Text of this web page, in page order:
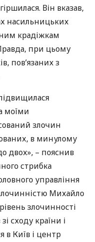
Він вказав,
насильницьких
крадіжкам
при цьому
пов’язаних з
моїми
злочин
в минулому
двох», – пояснив
стрибка
управління
Михайло
злочинності
сходу країни і
в Київ і центр